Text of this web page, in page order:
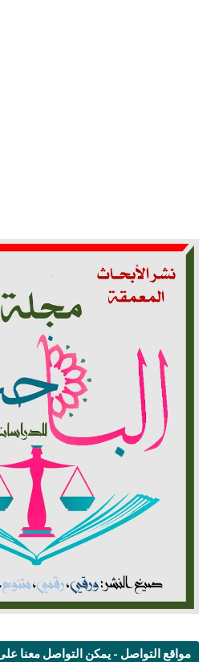
مواقع التواصل - يمكن التواصل معنا